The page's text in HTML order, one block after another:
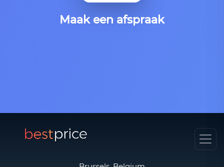
Maak een afspraak